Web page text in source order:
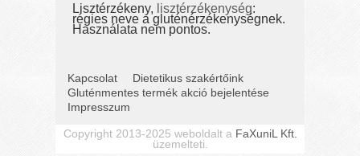
Lisztérzékeny, lisztérzékenység:
régies neve a gluténérzékenységnek.
Használata nem pontos.
Kapcsolat
Dietetikus szakértőink
Gluténmentes termék akció bejelentése
Impresszum
Copyright 2013-2025 weboldalt a FaXuniL Kft.
üzemelteti.